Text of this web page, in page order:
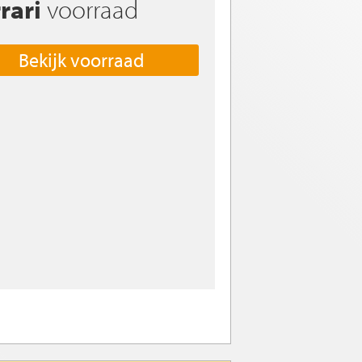
voorraad
Bekijk voorraad